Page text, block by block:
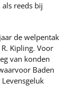
reeds bij
de welpentak
Kipling. Voor
van konden
Baden